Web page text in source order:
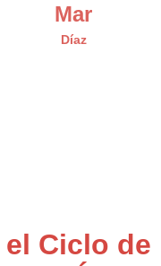
Mar
Díaz
Ciclo de